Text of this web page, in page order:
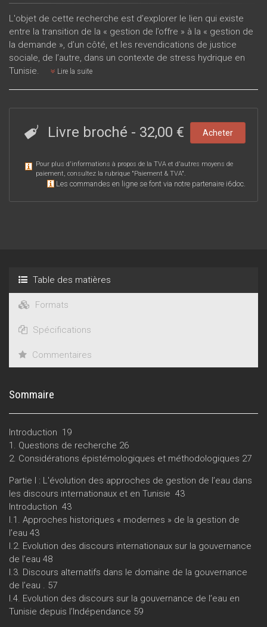
L'objet de cette recherche est d’explorer le lien qui existe
entre la transition de la « gestion de l’offre » à la « gestion de
la demande », d’un côté, et les revendications de justice
sociale, de l’autre, dans un contexte de stress hydrique en
Tunisie.
Lire la suite
Livre broché - 32,00 € Acheter
Pour plus d'informations à propos de la TVA et d'autres moyens de
paiement, consultez la rubrique "Paiement & TVA".
Les commandes en ligne se font via notre partenaire i6doc.
Table des matières
Formats
Spécifications
Commentaires
Sommaire
Introduction 19
1. Questions de recherche 26
2. Considérations épistémologiques et méthodologiques 27
Partie I : L'évolution des approches de gestion de l’eau dans
les discours internationaux et en Tunisie 43
Introduction 43
I.1. Approches historiques « modernes » de la gestion de
l’eau 43
I.2. Evolution des discours internationaux sur la gouvernance
de l’eau 48
I.3. Discours alternatifs dans le domaine de la gouvernance
de l’eau . 57
I.4. Evolution des discours sur la gouvernance de l’eau en
Tunisie depuis l’Indépendance 59